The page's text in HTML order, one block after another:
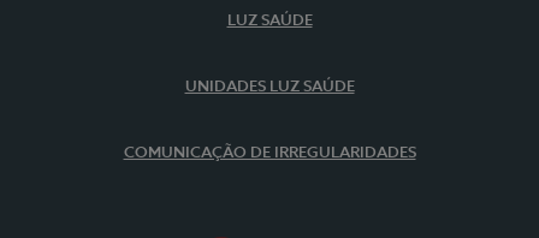
LUZ SAÚDE
UNIDADES LUZ SAÚDE
COMUNICAÇÃO DE IRREGULARIDADES